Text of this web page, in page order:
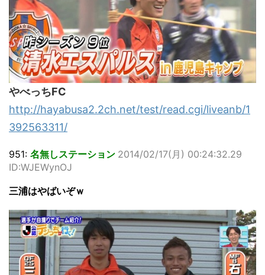
やべっちFC
http://hayabusa2.2ch.net/test/read.cgi/liveanb/1
392563311/
951: 名無しステーション 2014/02/17(月) 00:24:32.29
ID:WJEWynOJ
三浦はやばいぞｗ